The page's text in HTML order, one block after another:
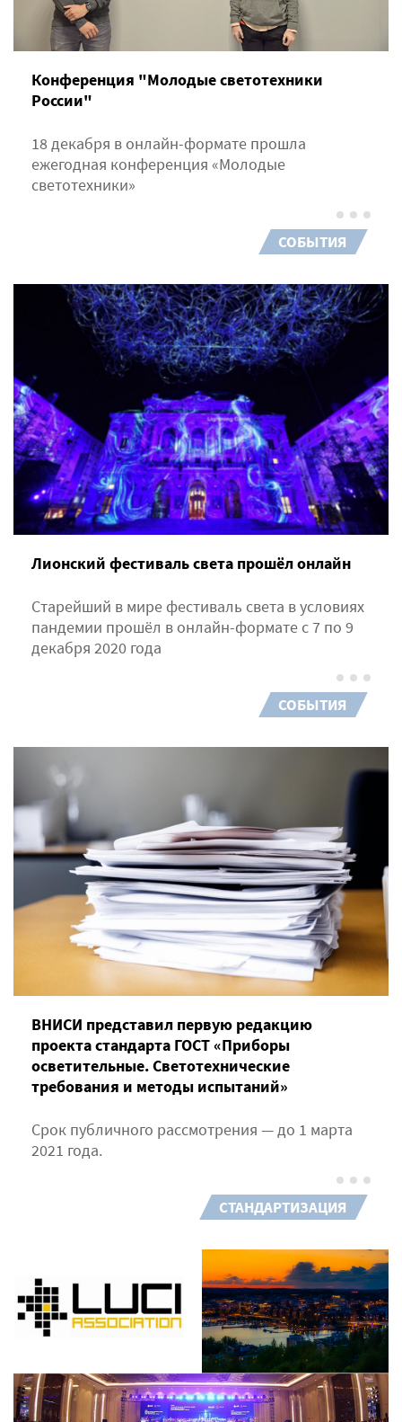
Конференция "Молодые светотехники
России"
18 декабря в онлайн-формате прошла
ежегодная конференция «Молодые
светотехники»
СОБЫТИЯ
Лионский фестиваль света прошёл онлайн
Старейший в мире фестиваль света в условиях
пандемии прошёл в онлайн-формате c 7 по 9
декабря 2020 года
СОБЫТИЯ
ВНИСИ представил первую редакцию
проекта стандарта ГОСТ «Приборы
осветительные. Светотехнические
требования и методы испытаний»
Срок публичного рассмотрения — до 1 марта
2021 года.
СТАНДАРТИЗАЦИЯ